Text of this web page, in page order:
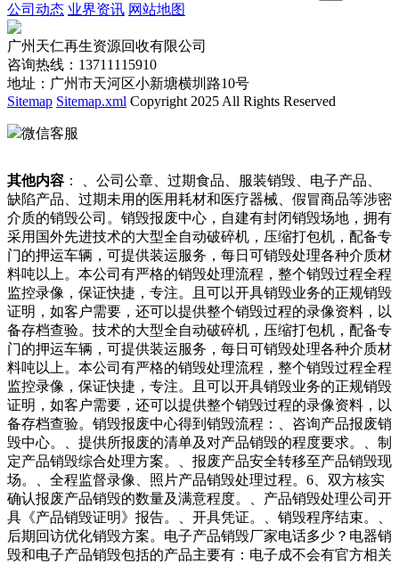
公司动态 业界资讯 网站地图
广州天仁再生资源回收有限公司
咨询热线：13711115910
地址：广州市天河区小新塘横圳路10号
Sitemap Sitemap.xml Copyright 2025 All Rights Reserved
微信客服
其他内容 ： 、公司公章、过期食品、服装销毁、电子产品、
缺陷产品、过期未用的医用耗材和医疗器械、假冒商品等涉密
介质的销毁公司。销毁报废中心，自建有封闭销毁场地，拥有
采用国外先进技术的大型全自动破碎机，压缩打包机，配备专
门的押运车辆，可提供装运服务，每日可销毁处理各种介质材
料吨以上。本公司有严格的销毁处理流程，整个销毁过程全程
监控录像，保证快捷，专注。且可以开具销毁业务的正规销毁
证明，如客户需要，还可以提供整个销毁过程的录像资料，以
备存档查验。技术的大型全自动破碎机，压缩打包机，配备专
门的押运车辆，可提供装运服务，每日可销毁处理各种介质材
料吨以上。本公司有严格的销毁处理流程，整个销毁过程全程
监控录像，保证快捷，专注。且可以开具销毁业务的正规销毁
证明，如客户需要，还可以提供整个销毁过程的录像资料，以
备存档查验。销毁报废中心得到销毁流程：、咨询产品报废销
毁中心。、提供所报废的清单及对产品销毁的程度要求。、制
定产品销毁综合处理方案。、报废产品安全转移至产品销毁现
场。、全程监督录像、照片产品销毁处理过程。6、双方核实
确认报废产品销毁的数量及满意程度。、产品销毁处理公司开
具《产品销毁证明》报告。、开具凭证。、销毁程序结束。、
后期回访优化销毁方案。电子产品销毁厂家电话多少？电器销
毁和电子产品销毁包括的产品主要有：电子成不会有官方相关